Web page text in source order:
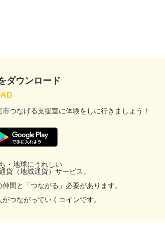
ダウンロード
市つなげる支援室に体験をしに行きましょう！
・地球にうれしい
貨（地域通貨）サービス。
間と「つながる」必要があります。
つながっていくコインです。